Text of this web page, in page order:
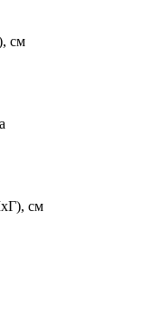
см
см